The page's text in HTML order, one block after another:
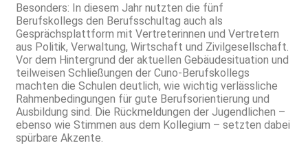
Besonders: In diesem Jahr nutzten die fünf
Berufskollegs den Berufsschultag auch als
Gesprächsplattform mit Vertreterinnen und Vertretern
aus Politik, Verwaltung, Wirtschaft und Zivilgesellschaft.
Vor dem Hintergrund der aktuellen Gebäudesituation und
teilweisen Schließungen der Cuno-Berufskollegs
machten die Schulen deutlich, wie wichtig verlässliche
Rahmenbedingungen für gute Berufsorientierung und
Ausbildung sind. Die Rückmeldungen der Jugendlichen –
ebenso wie Stimmen aus dem Kollegium – setzten dabei
spürbare Akzente.